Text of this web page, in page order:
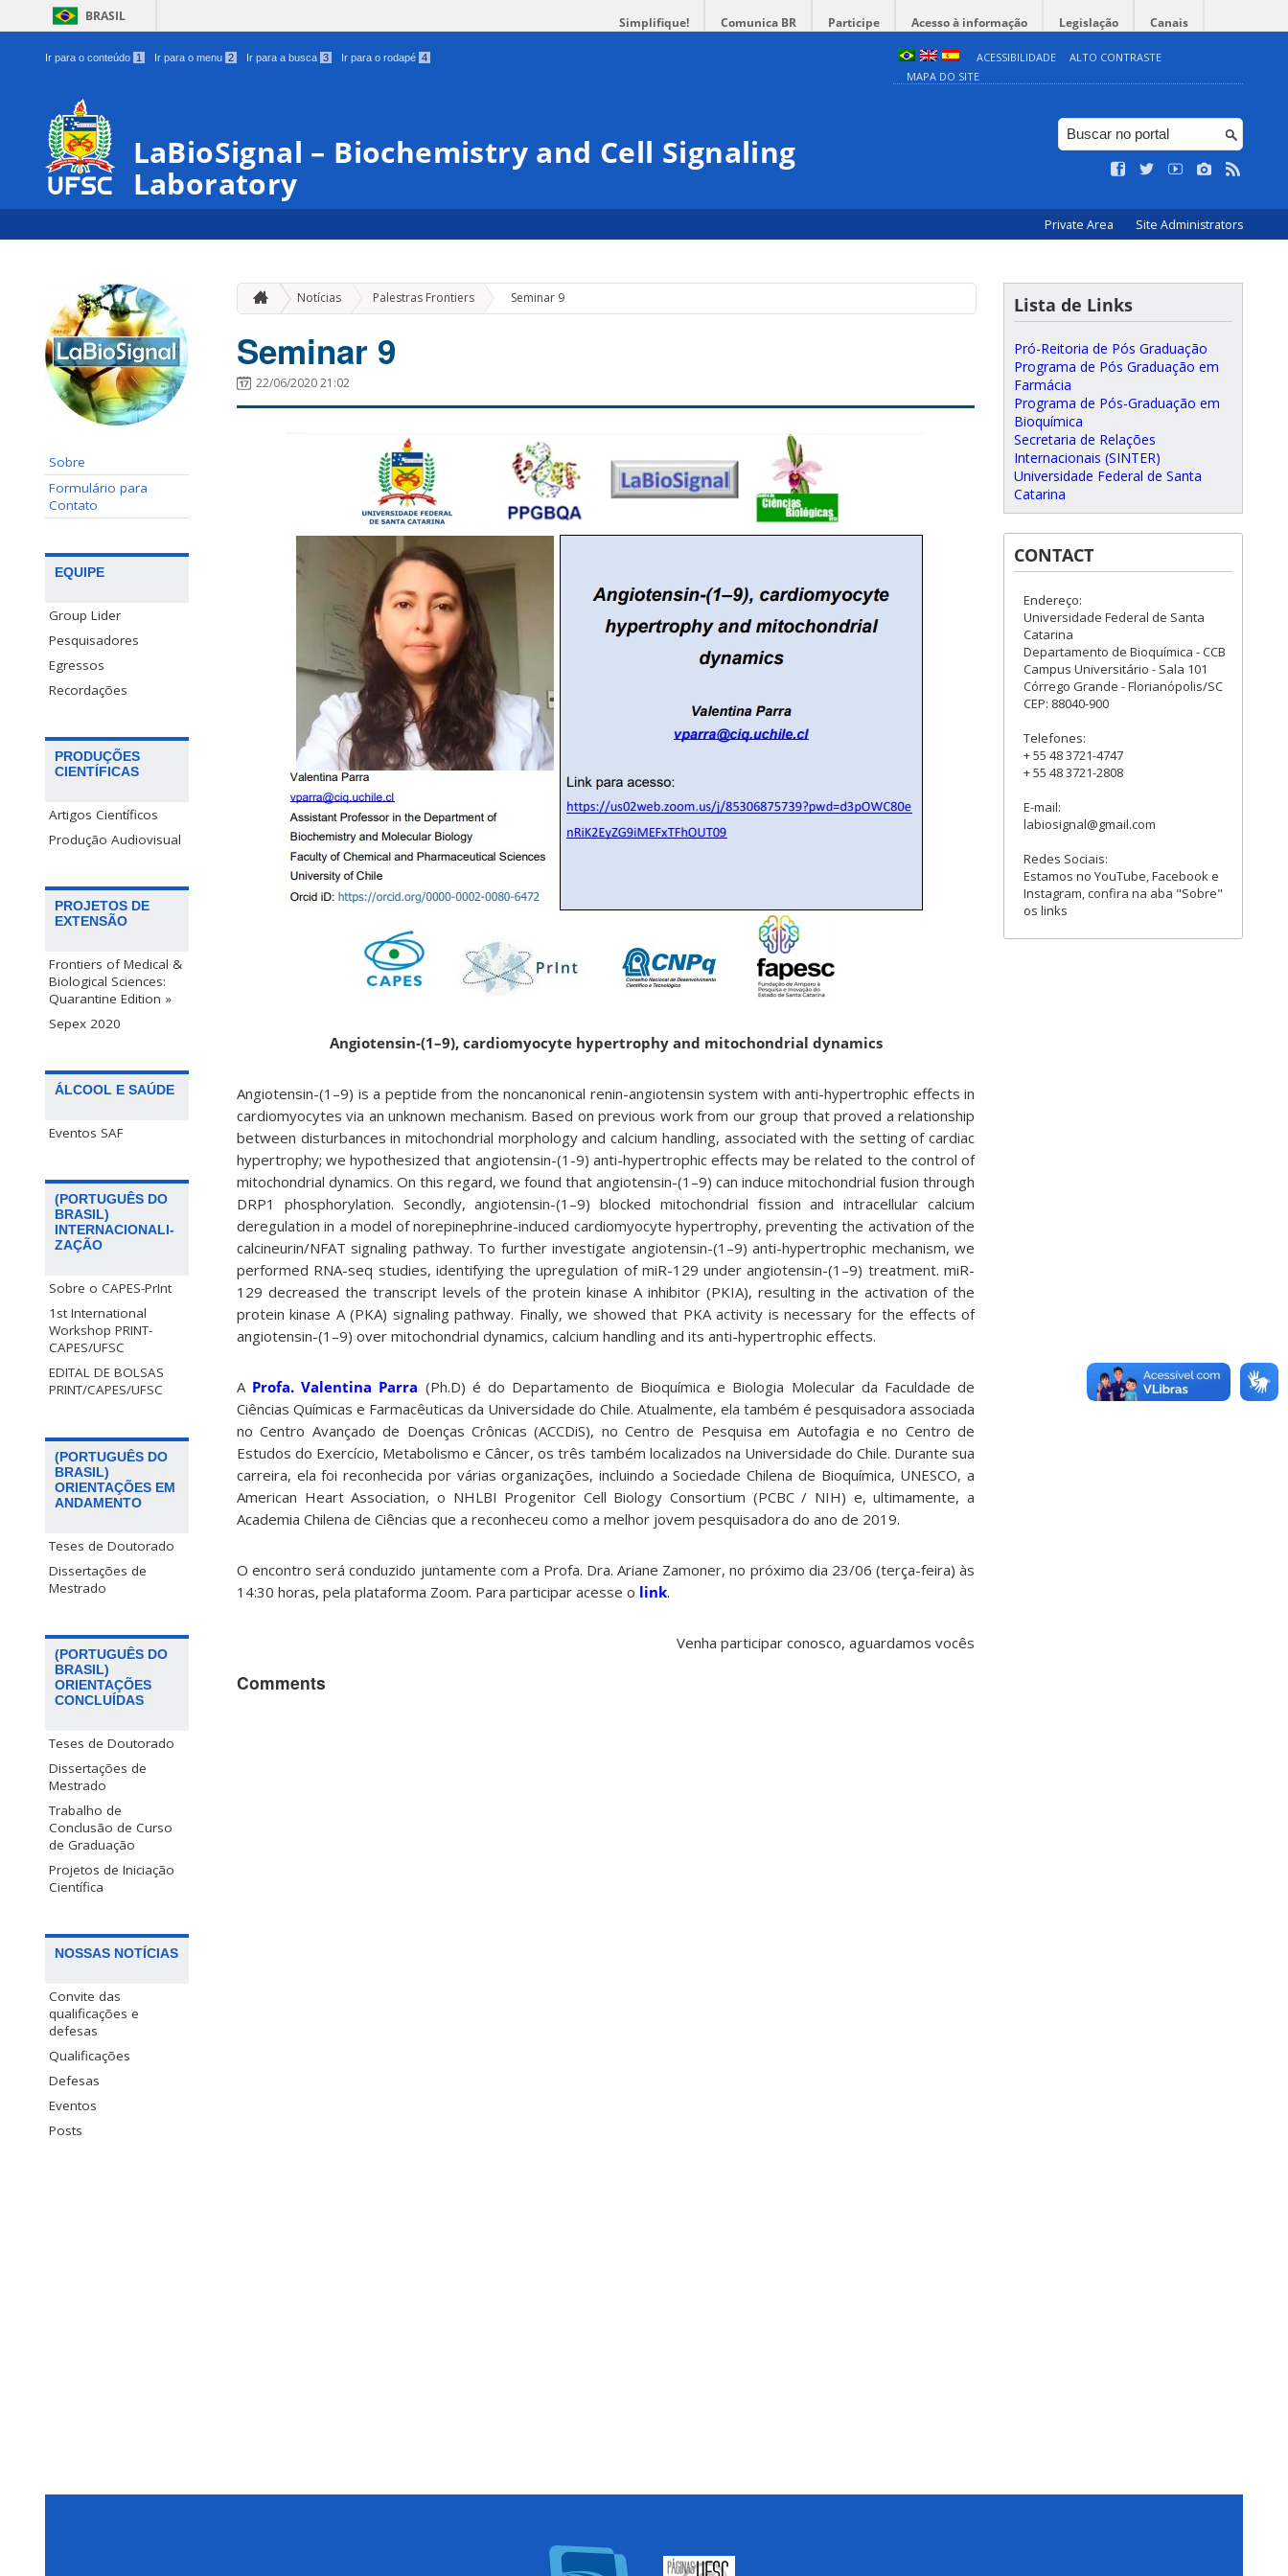
BRASIL Simplifique! Comunica BR Participe Acesso à informação Legislação Canais
Ir para o conteúdo 1 Ir para o menu 2 Ir para a busca 3 Ir para o rodapé 4 ACESSIBILIDADE
ALTO CONTRASTE
MAPA DO SITE
LaBioSignal – Biochemistry and Cell Signaling
Laboratory
Private Area Site Administrators
Sobre
Formulário para
Contato
EQUIPE
Group Lider
Pesquisadores
Egressos
Recordações
PRODUÇÕES
CIENTÍFICAS
Artigos Científicos
Produção Audiovisual
PROJETOS DE
EXTENSÃO
Frontiers of Medical &
Biological Sciences:
Quarantine Edition »
Sepex 2020
ÁLCOOL E SAÚDE
Eventos SAF
(PORTUGUÊS DO
BRASIL)
INTERNACIONALI-
ZAÇÃO
Sobre o CAPES-PrInt
1st International
Workshop PRINT-
CAPES/UFSC
EDITAL DE BOLSAS
PRINT/CAPES/UFSC
(PORTUGUÊS DO
BRASIL)
ORIENTAÇÕES EM
ANDAMENTO
Teses de Doutorado
Dissertações de
Mestrado
(PORTUGUÊS DO
BRASIL)
ORIENTAÇÕES
CONCLUÍDAS
Teses de Doutorado
Dissertações de
Mestrado
Trabalho de
Conclusão de Curso
de Graduação
Projetos de Iniciação
Científica
NOSSAS NOTÍCIAS
Convite das
qualificações e
defesas
Qualificações
Defesas
Eventos
Posts
Notícias Palestras Frontiers » Seminar 9
Seminar 9
22/06/2020 21:02
Angiotensin-(1–9), cardiomyocyte hypertrophy and mitochondrial dynamics
Angiotensin-(1–9) is a peptide from the noncanonical renin-angiotensin system with anti-hypertrophic effects in
cardiomyocytes via an unknown mechanism. Based on previous work from our group that proved a relationship
between disturbances in mitochondrial morphology and calcium handling, associated with the setting of cardiac
hypertrophy; we hypothesized that angiotensin-(1-9) anti-hypertrophic effects may be related to the control of
mitochondrial dynamics. On this regard, we found that angiotensin-(1–9) can induce mitochondrial fusion through
DRP1 phosphorylation. Secondly, angiotensin-(1–9) blocked mitochondrial fission and intracellular calcium
deregulation in a model of norepinephrine-induced cardiomyocyte hypertrophy, preventing the activation of the
calcineurin/NFAT signaling pathway. To further investigate angiotensin-(1–9) anti-hypertrophic mechanism, we
performed RNA-seq studies, identifying the upregulation of miR-129 under angiotensin-(1–9) treatment. miR-
129 decreased the transcript levels of the protein kinase A inhibitor (PKIA), resulting in the activation of the
protein kinase A (PKA) signaling pathway. Finally, we showed that PKA activity is necessary for the effects of
angiotensin-(1–9) over mitochondrial dynamics, calcium handling and its anti-hypertrophic effects.
A Profa. Valentina Parra (Ph.D) é do Departamento de Bioquímica e Biologia Molecular da Faculdade de
Ciências Químicas e Farmacêuticas da Universidade do Chile. Atualmente, ela também é pesquisadora associada
no Centro Avançado de Doenças Crônicas (ACCDiS), no Centro de Pesquisa em Autofagia e no Centro de
Estudos do Exercício, Metabolismo e Câncer, os três também localizados na Universidade do Chile. Durante sua
carreira, ela foi reconhecida por várias organizações, incluindo a Sociedade Chilena de Bioquímica, UNESCO, a
American Heart Association, o NHLBI Progenitor Cell Biology Consortium (PCBC / NIH) e, ultimamente, a
Academia Chilena de Ciências que a reconheceu como a melhor jovem pesquisadora do ano de 2019.
O encontro será conduzido juntamente com a Profa. Dra. Ariane Zamoner, no próximo dia 23/06 (terça-feira) às
14:30 horas, pela plataforma Zoom. Para participar acesse o link.
Venha participar conosco, aguardamos vocês
Comments
Lista de Links
Pró-Reitoria de Pós Graduação
Programa de Pós Graduação em
Farmácia
Programa de Pós-Graduação em
Bioquímica
Secretaria de Relações
Internacionais (SINTER)
Universidade Federal de Santa
Catarina
CONTACT
Endereço:
Universidade Federal de Santa
Catarina
Departamento de Bioquímica - CCB
Campus Universitário - Sala 101
Córrego Grande - Florianópolis/SC
CEP: 88040-900
Telefones:
+ 55 48 3721-4747
+ 55 48 3721-2808
E-mail:
labiosignal@gmail.com
Redes Sociais:
Estamos no YouTube, Facebook e
Instagram, confira na aba "Sobre"
os links